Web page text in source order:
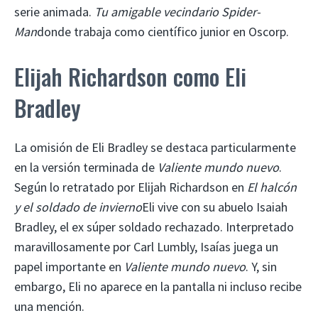
serie animada. Tu amigable vecindario Spider-
Mandonde trabaja como científico junior en Oscorp.
Elijah Richardson como Eli
Bradley
La omisión de Eli Bradley se destaca particularmente
en la versión terminada de Valiente mundo nuevo.
Según lo retratado por Elijah Richardson en El halcón
y el soldado de inviernoEli vive con su abuelo Isaiah
Bradley, el ex súper soldado rechazado. Interpretado
maravillosamente por Carl Lumbly, Isaías juega un
papel importante en Valiente mundo nuevo. Y, sin
embargo, Eli no aparece en la pantalla ni incluso recibe
una mención.